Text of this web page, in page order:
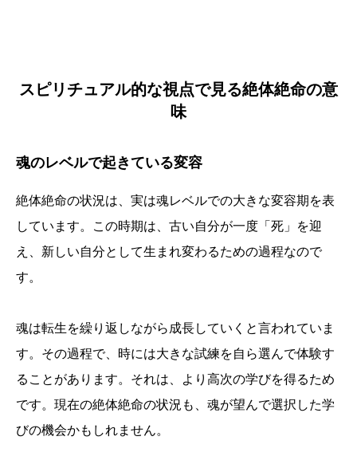
スピリチュアル的な視点で見る絶体絶命の意
味
魂のレベルで起きている変容
絶体絶命の状況は、実は魂レベルでの大きな変容期を表
しています。この時期は、古い自分が一度「死」を迎
え、新しい自分として生まれ変わるための過程なので
す。
魂は転生を繰り返しながら成長していくと言われていま
す。その過程で、時には大きな試練を自ら選んで体験す
ることがあります。それは、より高次の学びを得るため
です。現在の絶体絶命の状況も、魂が望んで選択した学
びの機会かもしれません。